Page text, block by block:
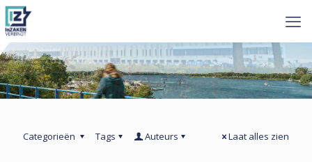
Categorieën Tags Auteurs Laat alles zien